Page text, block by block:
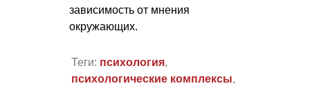
зависимость от мнения
окружающих.
Теги: психология,
психологические комплексы,